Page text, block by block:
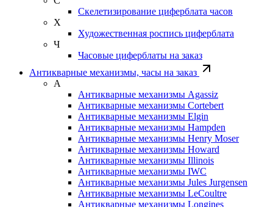
Скелетизирование циферблата часов
Х
Художественная роспись циферблата
Ч
Часовые циферблаты на заказ
Антикварные механизмы, часы на заказ
А
Антикварные механизмы Agassiz
Антикварные механизмы Cortebert
Антикварные механизмы Elgin
Антикварные механизмы Hampden
Антикварные механизмы Henry Moser
Антикварные механизмы Howard
Антикварные механизмы Illinois
Антикварные механизмы IWC
Антикварные механизмы Jules Jurgensen
Антикварные механизмы LeCoultre
Антикварные механизмы Longines